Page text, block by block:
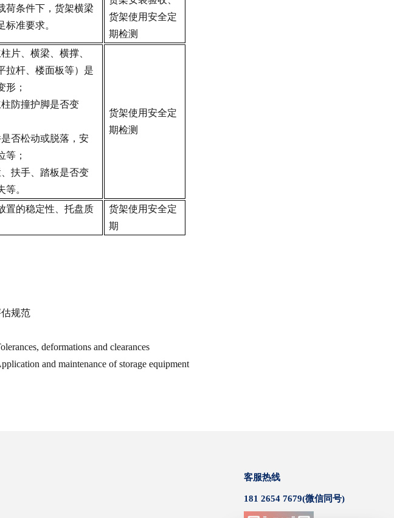
荷条件下，货架横梁
准要求。
货架使用安全定
期检测
片、横梁、横撑、
拉杆、楼面板等）是
形；
防撞护脚是否变
否松动或脱落，安
等；
扶手、踏板是否变
。
货架使用安全定
期检测
置的稳定性、托盘质
货架使用安全定
期
规范
deformations and clearances
and maintenance of storage equipment
客服热线
181 2654 7679(微信同号)